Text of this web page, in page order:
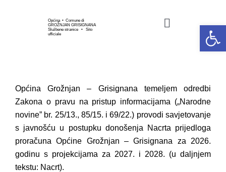
Općina • Comune di
GROŽNJAN GRISIGNANA
Službene stranice • Sito
ufficiale
Toggle
Navigation
OPĆINSKA UPRAVA
GOSPODARSTVO
KULTURA I
Općina Grožnjan – Grisignana temeljem odredbi
Zakona o pravu na pristup informacijama („Narodne
novine” br. 25/13., 85/15. i 69/22.) provodi savjetovanje
s javnošću u postupku donošenja Nacrta prijedloga
proračuna Općine Grožnjan – Grisignana za 2026.
godinu s projekcijama za 2027. i 2028. (u daljnjem
tekstu: Nacrt).